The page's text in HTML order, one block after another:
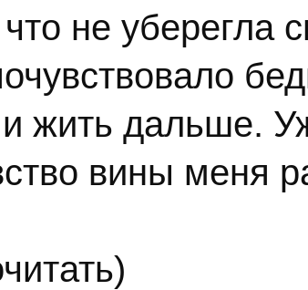
не уберегла
и жить дальше.
вины меня